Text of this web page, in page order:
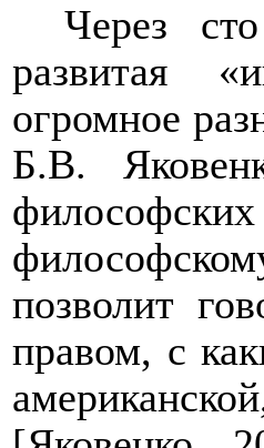
Через
развитая
огромное
Б.В.
позволит
правом, с